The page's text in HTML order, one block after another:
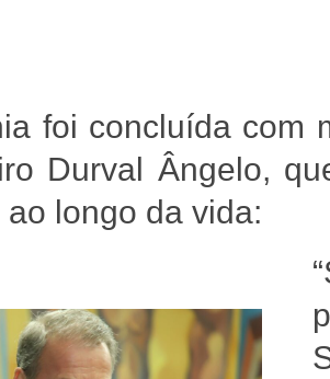
foi concluída com
Durval Ângelo,
longo da vida: